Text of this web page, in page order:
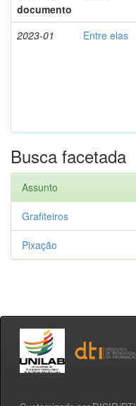
documento
2023-01 Entre elas
Busca facetada
Assunto
Grafiteiros
Pixação